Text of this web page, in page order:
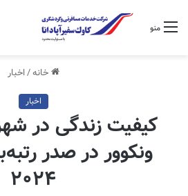
منو
خانه/اخبار
اخبار
کیفیت زندگی در
ونکوور در صدر
۲۰۲۴